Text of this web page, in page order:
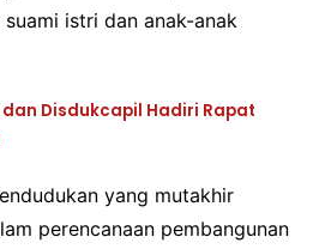
istri dan anak-anak
Disdukcapil Hadiri Rapat
yang mutakhir
perencanaan pembangunan